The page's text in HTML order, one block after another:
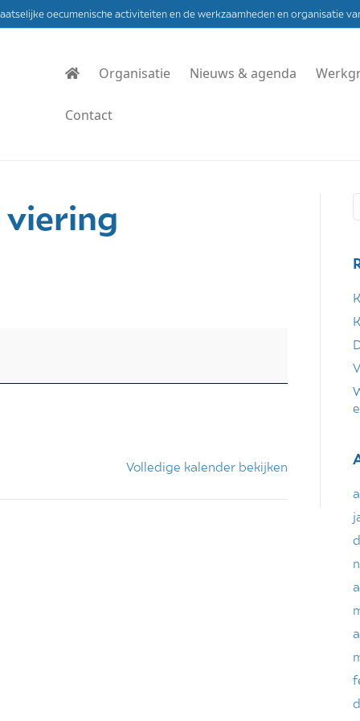
oecumenische activiteiten en de werkzaamheden en organisatie
Organisatie Nieuws & agenda
Contact
viering
Volledige kalender bekijken